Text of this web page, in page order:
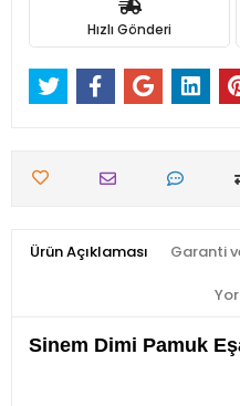
Hızlı Gönderi
Ürün Açıklaması Garanti
Sinem Dimi Pamuk